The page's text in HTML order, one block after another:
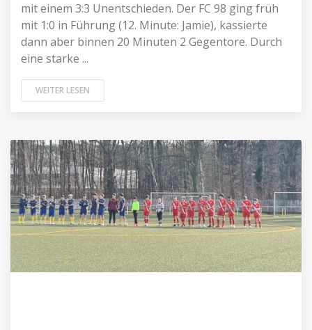
mit einem 3:3 Unentschieden. Der FC 98 ging früh
mit 1:0 in Führung (12. Minute: Jamie), kassierte
dann aber binnen 20 Minuten 2 Gegentore. Durch
eine starke ...
WEITER LESEN